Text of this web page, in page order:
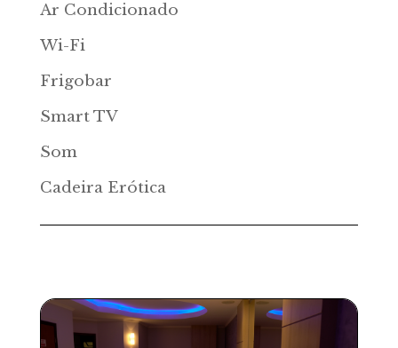
Ar Condicionado
Wi-Fi
Frigobar
Smart TV
Som
Cadeira Erótica